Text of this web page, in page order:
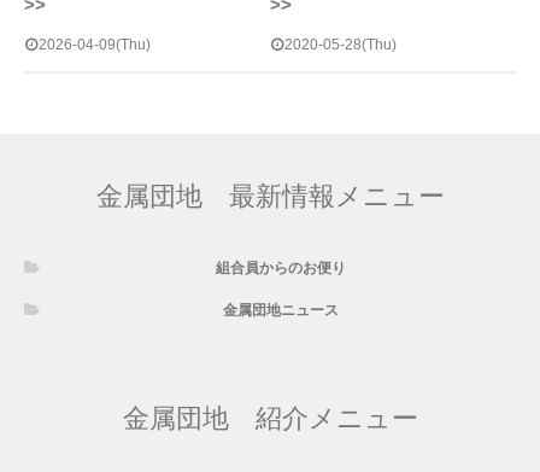
>>
2026-04-09(Thu)
>>
2020-05-28(Thu)
金属団地 最新情報メニュー
組合員からのお便り
金属団地ニュース
金属団地 紹介メニュー